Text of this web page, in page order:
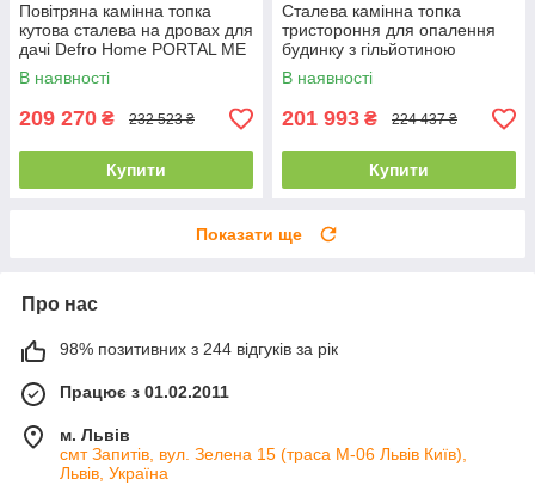
Повітряна камінна топка
кутова сталева на дровах для
дачі Defro Home PORTAL ME
BL/BP G (12 кВт)
В наявності
209 270 ₴ 232 523 ₴
Купити
Сталева камінна топка
тристороння для опалення
будинку з гільйотиною
DEFRO HOME INTRA XSM U
G (10 кВт)
В наявності
201 993 ₴ 224 437 ₴
Купити
Показати ще
Про нас
98% позитивних з 244 відгуків за рік
Працює з 01.02.2011
м. Львів
смт Запитів, вул. Зелена 15 (траса М-06 Львів Київ),
Львів, Україна